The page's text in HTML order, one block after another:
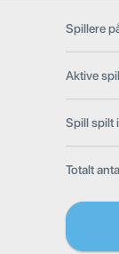
Spillere
Aktive
Spill spilt
Totalt